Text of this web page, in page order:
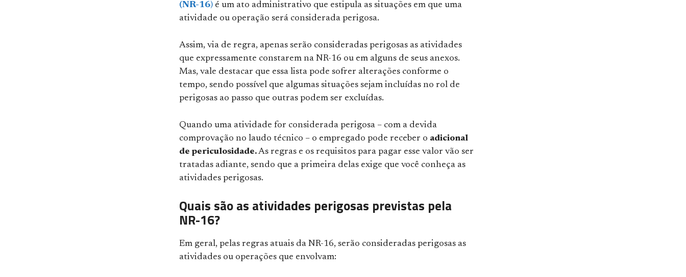
(NR-16) é um ato administrativo que estipula as situações em que uma
atividade ou operação será considerada perigosa.
Assim, via de regra, apenas serão consideradas perigosas as atividades
que expressamente constarem na NR-16 ou em alguns de seus anexos.
Mas, vale destacar que essa lista pode sofrer alterações conforme o
tempo, sendo possível que algumas situações sejam incluídas no rol de
perigosas ao passo que outras podem ser excluídas.
Quando uma atividade for considerada perigosa – com a devida
comprovação no laudo técnico – o empregado pode receber o adicional
de periculosidade.As regras e os requisitos para pagar esse valor vão ser
tratadas adiante, sendo que a primeira delas exige que você conheça as
atividades perigosas.
Quais são as atividades perigosas previstas pela
NR-16?
Em geral, pelas regras atuais da NR-16, serão consideradas perigosas as
atividades ou operações que envolvam: